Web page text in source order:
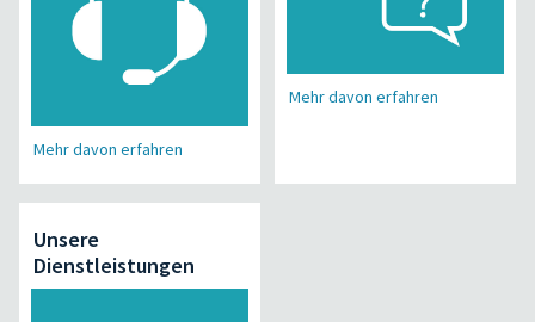
Mehr davon erfahren
Mehr davon erfahren
Unsere
Dienstleistungen